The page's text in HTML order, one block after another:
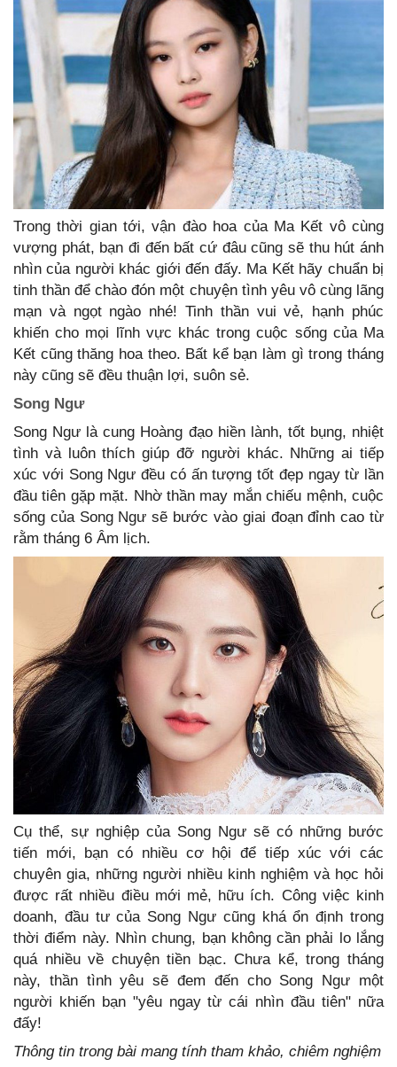
Trong thời gian tới, vận đào hoa của Ma Kết vô cùng
vượng phát, bạn đi đến bất cứ đâu cũng sẽ thu hút ánh
nhìn của người khác giới đến đấy. Ma Kết hãy chuẩn bị
tinh thần để chào đón một chuyện tình yêu vô cùng lãng
mạn và ngọt ngào nhé! Tinh thần vui vẻ, hạnh phúc
khiến cho mọi lĩnh vực khác trong cuộc sống của Ma
Kết cũng thăng hoa theo. Bất kể bạn làm gì trong tháng
này cũng sẽ đều thuận lợi, suôn sẻ.
Song Ngư
Song Ngư là cung Hoàng đạo hiền lành, tốt bụng, nhiệt
tình và luôn thích giúp đỡ người khác. Những ai tiếp
xúc với Song Ngư đều có ấn tượng tốt đẹp ngay từ lần
đầu tiên gặp mặt. Nhờ thần may mắn chiếu mệnh, cuộc
sống của Song Ngư sẽ bước vào giai đoạn đỉnh cao từ
rằm tháng 6 Âm lịch.
Cụ thể, sự nghiệp của Song Ngư sẽ có những bước
tiến mới, bạn có nhiều cơ hội để tiếp xúc với các
chuyên gia, những người nhiều kinh nghiệm và học hỏi
được rất nhiều điều mới mẻ, hữu ích. Công việc kinh
doanh, đầu tư của Song Ngư cũng khá ổn định trong
thời điểm này. Nhìn chung, bạn không cần phải lo lắng
quá nhiều về chuyện tiền bạc. Chưa kể, trong tháng
này, thần tình yêu sẽ đem đến cho Song Ngư một
người khiến bạn "yêu ngay từ cái nhìn đầu tiên" nữa
đấy!
Thông tin trong bài mang tính tham khảo, chiêm nghiệm